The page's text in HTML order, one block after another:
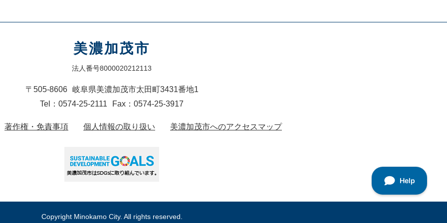
美濃加茂市
法人番号8000020212113
〒505-8606
岐阜県美濃加茂市太田町3431番地1
Tel：0574-25-2111
Fax：0574-25-3917
著作権・免責事項 個人情報の取り扱い 美濃加茂市へのアクセスマップ
Copyright Minokamo City. All rights reserved.